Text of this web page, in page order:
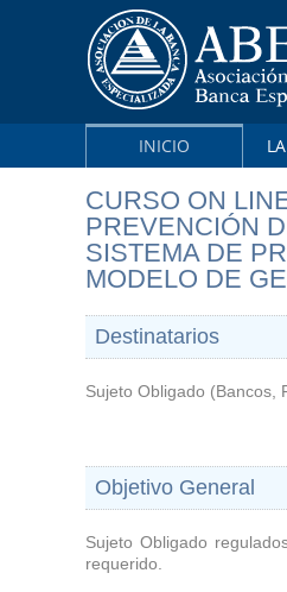
INICIO
CURSO ON
PREVENCIÓN
SISTEMA DE
MODELO DE
Destinatarios
Sujeto Obligado (Bancos,
Objetivo General
Sujeto Obligado
requerido.